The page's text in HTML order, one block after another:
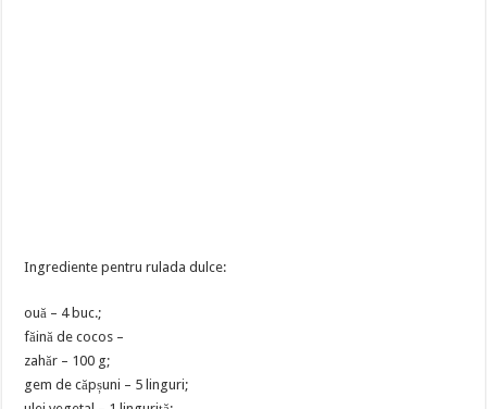
Ingrediente pentru rulada dulce:
ouă – 4 buc.;
făină de cocos –
zahăr – 100 g;
gem de căpșuni – 5 linguri;